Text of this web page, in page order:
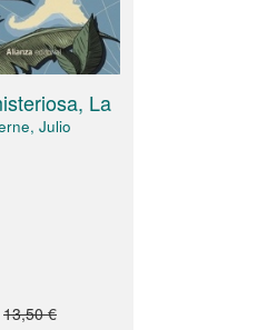
La
Julio
13,50 €